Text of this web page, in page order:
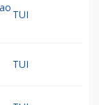
TUI
TUI